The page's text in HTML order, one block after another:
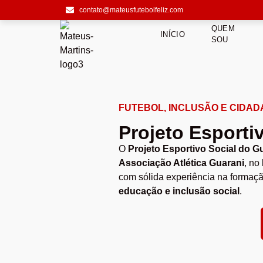
contato@mateusfutebolfeliz.com
INÍCIO
QUEM
SOU
FUTEBOL, INCLUSÃO E
Projeto
O Projeto Esportivo Social do
Associação Atlética Guarani, no
com sólida experiência na
educação e inclusão social .